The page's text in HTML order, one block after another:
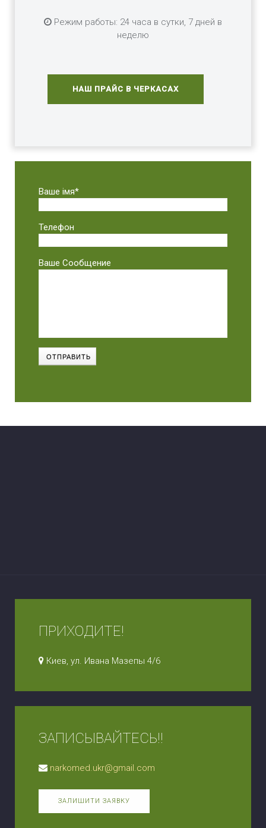
Режим работы: 24 часа в сутки, 7 дней в
неделю
НАШ ПРАЙС В ЧЕРКАСАХ
Ваше імя*
Телефон
Ваше Сообщение
ПРИХОДИТЕ!
Киев, ул. Ивана Мазепы 4/6
ЗАПИСЫВАЙТЕСЬ!!
narkomed.ukr@gmail.com
ЗАЛИШИТИ ЗАЯВКУ